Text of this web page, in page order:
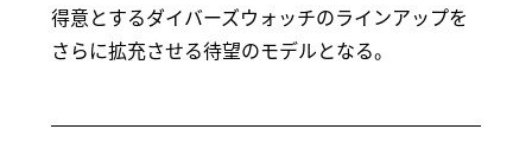
得意とするダイバーズウォッチのラインアップを
さらに拡充させる待望のモデルとなる。